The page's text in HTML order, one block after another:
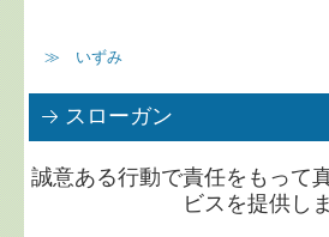
≫ いずみ
スローガン
誠意ある行動で責任をもって
ビスを提供し